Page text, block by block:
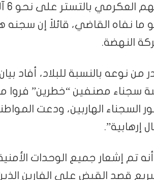
ما نفاه القاضي، قائلاً إن
النهضة.
بالنسبة للبلاد، أفاد بيان
خمسة سجناء مصنفين “خطرين”
السجناء الهاربين، ودعت
إرهابية”.
تم إشعار جميع الوحدات
قصد القبض على الفارين